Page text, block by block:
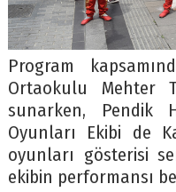
Program
Ortaokulu Mehter
sunarken, Pendik
Oyunları Ekibi de
oyunları gösterisi
ekibin performansı